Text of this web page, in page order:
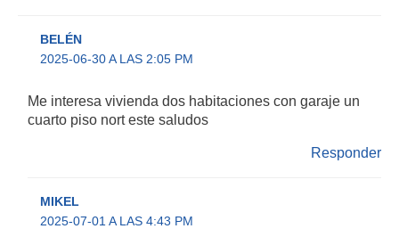
BELÉN
2025-06-30 A LAS 2:05 PM
Me interesa vivienda dos habitaciones con garaje un
cuarto piso nort este saludos
Responder
MIKEL
2025-07-01 A LAS 4:43 PM